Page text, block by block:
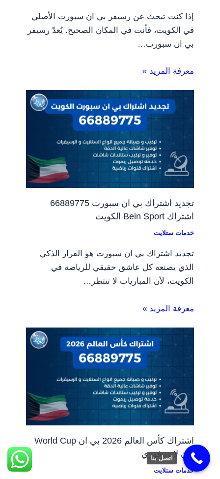
إذا كنت تبحث عن رسيفر بي ان سبورت الأصلي
في الكويت، فأنت في المكان الصحيح. يُعدّ رسيفر
بي ان سبورت…
معرفة المزيد »
تجديد اشتراك بي ان سبورت 66889775
اشتراك Bein Sport الكويت
خدمات ستلايت
تجديد اشتراك بي ان سبورت هو القرار الذكي
الذي يصنعه كل عاشق حقيقي للرياضة في
الكويت، لأن المباريات لا تنتظر…
معرفة المزيد »
اشتراك كأس العالم 2026 بي ان World Cup
أون لاين فوري
خدمات ستلايت
اتصل بنا